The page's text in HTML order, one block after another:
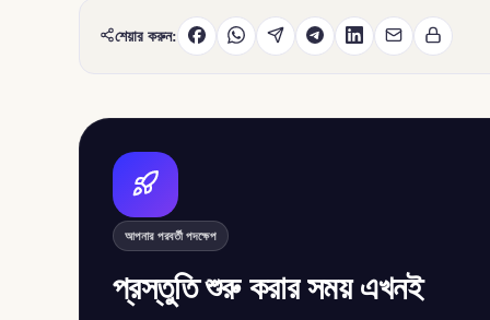
শেয়ার করুন:
আপনার পরবর্তী পদক্ষেপ
প্রস্তুতি শুরু করার সময় এখনই